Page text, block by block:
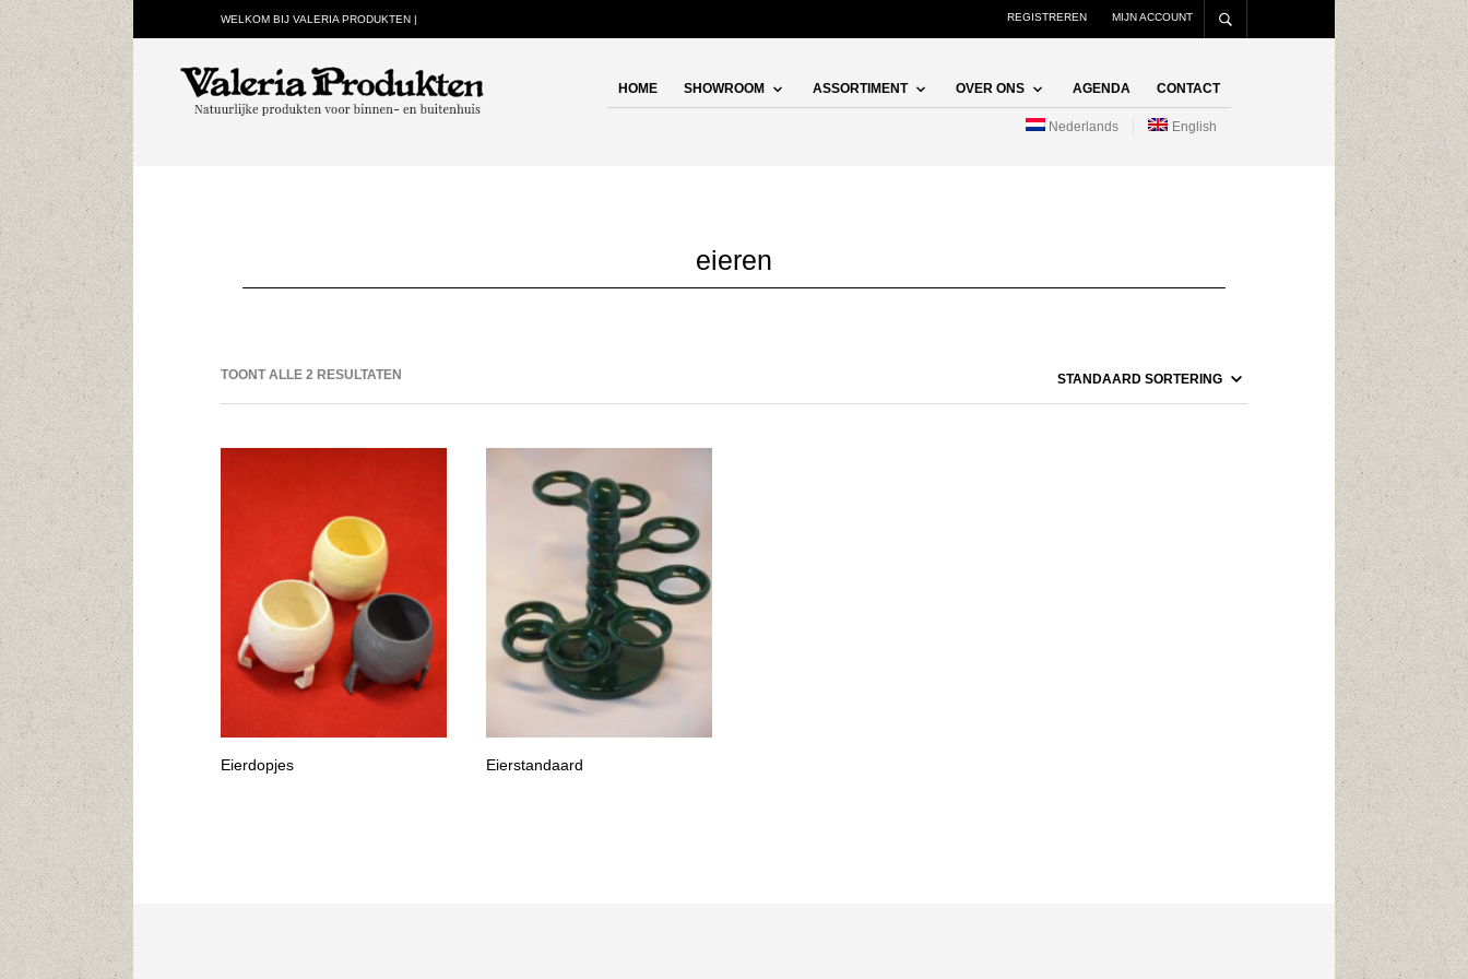
WELKOM BIJ VALERIA PRODUKTEN | REGISTREREN MIJN ACCOUNT
HOME SHOWROOM ASSORTIMENT OVER ONS AGENDA CONTACT
Nederlands English
eieren
TOONT ALLE 2 RESULTATEN
Eierdopjes Eierstandaard